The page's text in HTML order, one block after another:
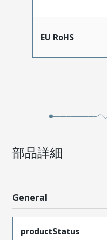
EU RoHS
部品詳細
General
productStatus